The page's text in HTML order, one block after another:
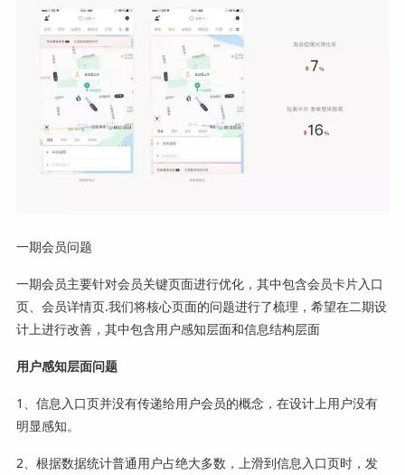
一期会员问题
一期会员主要针对会员关键页面进行优化，其中包含会员卡片入口
页、会员详情页.我们将核心页面的问题进行了梳理，希望在二期设
计上进行改善，其中包含用户感知层面和信息结构层面
用户感知层面问题
1、信息入口页并没有传递给用户会员的概念，在设计上用户没有
明显感知。
2、根据数据统计普通用户占绝大多数，上滑到信息入口页时，发